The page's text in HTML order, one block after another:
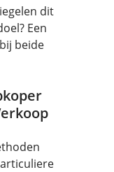
dit
Een
beide